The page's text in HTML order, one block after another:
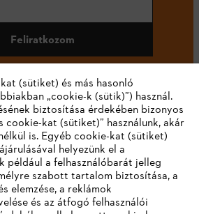
Feliratkozom
#STIHL
(sütiket) és más hasonló
„cookie-k (sütik)”) használ.
biztosítása érdekében bizonyos
cookie-kat (sütiket)” használunk, akár
is. Egyéb cookie-kat (sütiket)
helyezünk el a
például a felhasználóbarát jelleg
szabott tartalom biztosítása, a
elemzése, a reklámok
és az átfogó felhasználói